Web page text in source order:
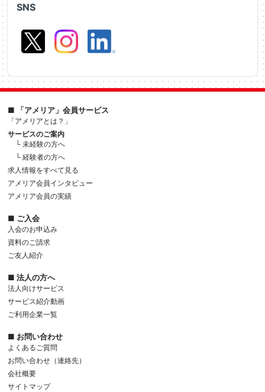
SNS
■ 「アメリア」会員サービス
「アメリアとは？」
サービスのご案内
└ 未経験の方へ
└ 経験者の方へ
求人情報をすべて見る
アメリア会員インタビュー
アメリア会員の実績
■ ご入会
入会のお申込み
資料のご請求
ご友人紹介
■ 法人の方へ
法人向けサービス
サービス紹介動画
ご利用企業一覧
■ お問い合わせ
よくあるご質問
お問い合わせ（連絡先）
会社概要
サイトマップ